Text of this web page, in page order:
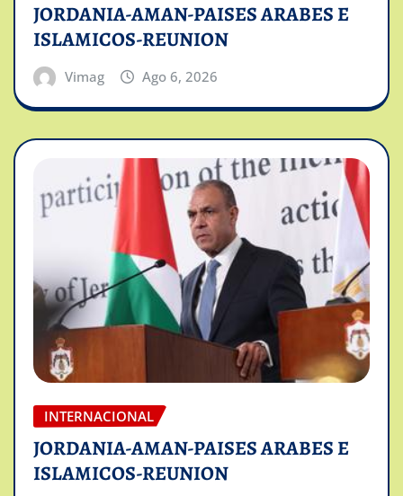
JORDANIA-AMAN-PAISES ARABES E
ISLAMICOS-REUNION
Vimag Ago 6, 2026
INTERNACIONAL
JORDANIA-AMAN-PAISES ARABES E
ISLAMICOS-REUNION